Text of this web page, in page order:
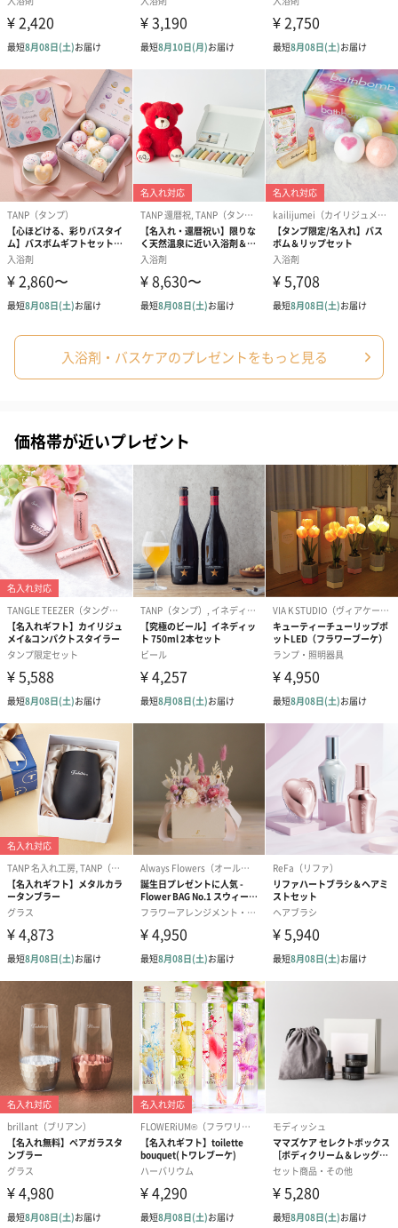
配送用のダンボールを装飾いたします。お相手のご住所に直接お
送りする際に人気のオプションです。お相手に直接手渡しする場
合は、紙袋との併用もおすすめです。
ダンボール装飾（ひま
わり）（720円）
ダンボール装飾（チュ
ーリップ）（720円）
ダンボール装
イトピンク×
紙袋
お渡し用の紙袋です。
商品に合わせたサイズをお届けします。
あり（280円）
メッセージカード（通常・写真・グリーティング）
誕生日や結婚祝い・出産祝いなど、様々なシーンのメッセージカ
ードを同梱します。
メッセージカードや封筒のデザインは一部変更する場合がありま
す。
写真付きメッセージカ
ード（680円）
写真付きメッセージカ
ード（Thank you）ピ
【誕生日】
ギフトラッピングを施してお届けします。
コットン巾着 【誕生
日】（グレー）L（600
コットン巾着 【誕生
日】（スモーキーピン
コットン巾着
とう】 L（600
入浴剤・バスケアのプレゼントをもっと見る
価格帯が近いプレゼント